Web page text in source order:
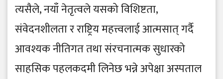
त्यसैले, नयाँ नेतृत्वले यसको विशिष्टता,
संवेदनशीलता र राष्ट्रिय महत्त्वलाई आत्मसात् गर्दै
आवश्यक नीतिगत तथा संरचनात्मक सुधारको
साहसिक पहलकदमी लिनेछ भन्ने अपेक्षा अस्पताल